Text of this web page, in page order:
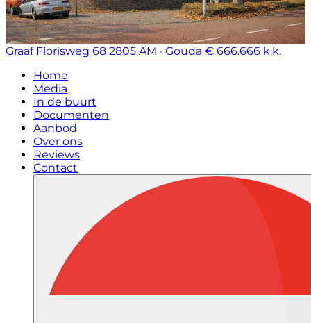
Graaf Florisweg 68 2805 AM · Gouda € 666.666 k.k.
Home
Media
In de buurt
Documenten
Aanbod
Over ons
Reviews
Contact